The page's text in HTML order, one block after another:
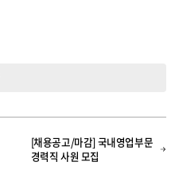
[채용공고/마감] 국내영업부문
경력직 사원 모집